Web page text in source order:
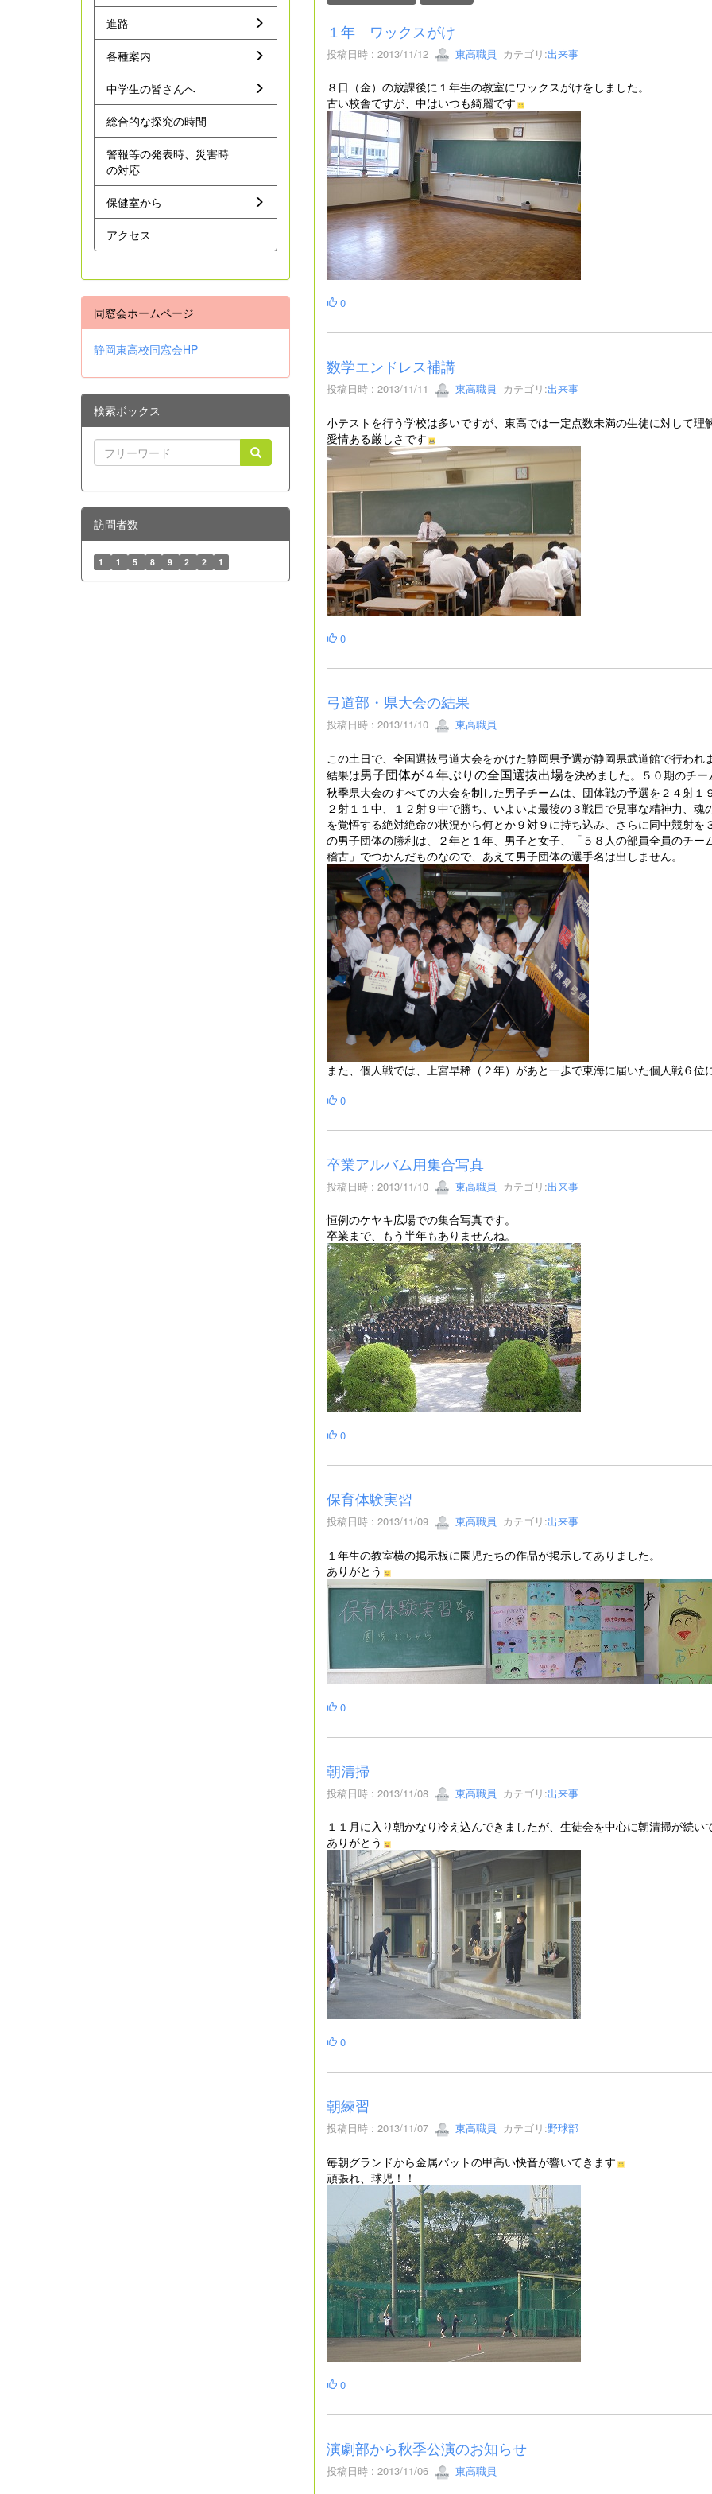
１年 ワックスがけ
投稿日時 : 2013/11/12 東高職員 カテゴリ:出来事
８日（金）の放課後に１年生の教室にワックスがけをしました。
古い校舎ですが、中はいつも綺麗です
0
数学エンドレス補講
投稿日時 : 2013/11/11 東高職員 カテゴリ:出来事
小テストを行う学校は多いですが、東高では一定点数未満の生徒に対して理
愛情ある厳しさです
0
弓道部・県大会の結果
投稿日時 : 2013/11/10 東高職員
この土日で、全国選抜弓道大会をかけた静岡県予選が静岡県武道館で行われま
結果は男子団体が４年ぶりの全国選抜出場を決めました。５０期のチ
秋季県大会のすべての大会を制した男子チームは、団体戦の予選を２４射１
２射１１中、１２射９中で勝ち、いよいよ最後の３戦目で見事な精神力、
を覚悟する絶対絶命の状況から何とか９対９に持ち込み、さらに同中競射
の男子団体の勝利は、２年と１年、男子と女子、「５８人の部員全員のチ
稽古」でつかんだものなので、あえて男子団体の選手名は出しません。
また、個人戦では、上宮早稀（２年）があと一歩で東海に届いた個人戦６位
0
卒業アルバム用集合写真
投稿日時 : 2013/11/10 東高職員 カテゴリ:出来事
恒例のケヤキ広場での集合写真です。
卒業まで、もう半年もありませんね。
0
保育体験実習
投稿日時 : 2013/11/09 東高職員 カテゴリ:出来事
１年生の教室横の掲示板に園児たちの作品が掲示してありました。
ありがとう
0
朝清掃
投稿日時 : 2013/11/08 東高職員 カテゴリ:出来事
１１月に入り朝かなり冷え込んできましたが、生徒会を中心に朝清掃が続い
ありがとう
0
朝練習
投稿日時 : 2013/11/07 東高職員 カテゴリ:野球部
毎朝グランドから金属バットの甲高い快音が響いてきます
頑張れ、球児！！
0
演劇部から秋季公演のお知らせ
投稿日時 : 2013/11/06 東高職員
進路
各種案内
中学生の皆さんへ
総合的な探究の時間
警報等の発表時、災害時
の対応
保健室から
アクセス
同窓会ホームページ
静岡東高校同窓会HP
検索ボックス
訪問者数
1 1 5 8 9 2 2 1